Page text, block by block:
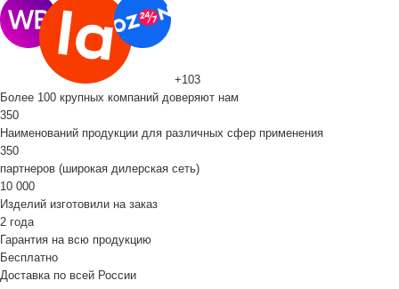
+103
Более 100 крупных компаний доверяют нам
350
Наименований продукции для различных сфер применения
350
партнеров (широкая дилерская сеть)
10 000
Изделий изготовили на заказ
2 года
Гарантия на всю продукцию
Бесплатно
Доставка по всей России